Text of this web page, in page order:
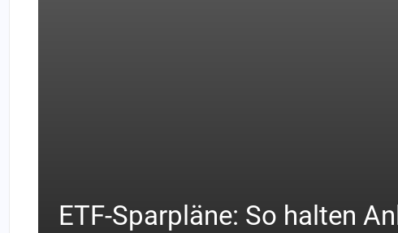
ETF-Sparpläne: So halten